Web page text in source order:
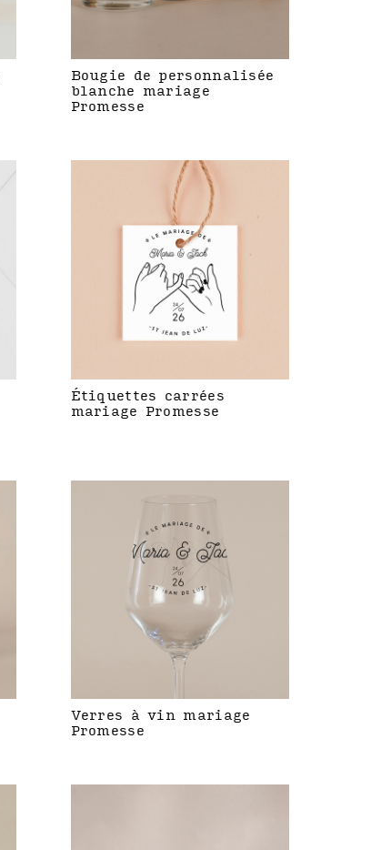
Bougie de personnalisée
blanche mariage
Promesse
Étiquettes carrées
mariage Promesse
Verres à vin mariage
Promesse